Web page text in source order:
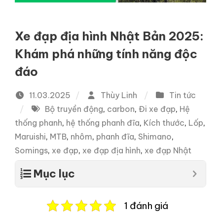
Xe đạp địa hình Nhật Bản 2025:
Khám phá những tính năng độc
đáo
11.03.2025 Thùy Linh
Tin tức
Bộ truyền động, carbon, Đi xe đạp, Hệ
thống phanh, hệ thống phanh đĩa, Kích thước, Lốp,
Maruishi, MTB, nhôm, phanh đĩa, Shimano,
Somings, xe đạp, xe đạp địa hình, xe đạp Nhật
Mục lục
1 đánh giá